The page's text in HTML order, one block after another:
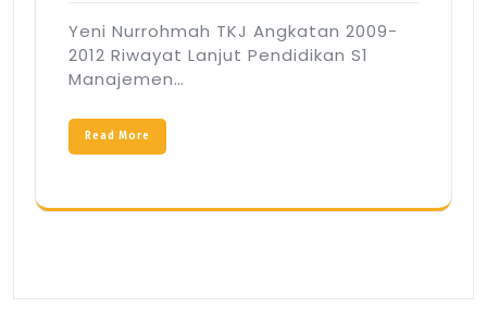
Yeni Nurrohmah TKJ Angkatan 2009-
2012 Riwayat Lanjut Pendidikan S1
Manajemen…
Read More